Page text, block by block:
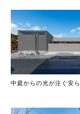
中庭からの光が注ぐ安